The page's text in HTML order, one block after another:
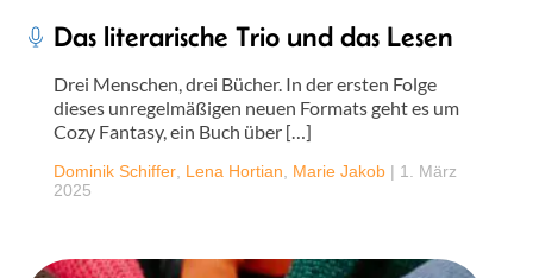
Das literarische Trio und das Lesen
Drei Menschen, drei Bücher. In der ersten Folge
dieses unregelmäßigen neuen Formats geht es um
Cozy Fantasy, ein Buch über […]
Dominik Schiffer Lena Hortian Marie Jakob | 1. März
2025